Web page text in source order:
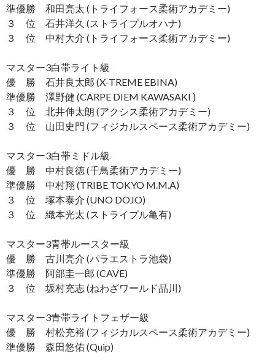
準優勝 和田亮太 (トライフォース柔術アカデミー)
３ 位 石井洋久 (ストライプルオハナ)
３ 位 中村大介 (トライフォース柔術アカデミー)
マスター3白帯ライト級
優 勝 石井良太郎 (X-TREME EBINA)
準優勝 澤野健 (CARPE DIEM KAWASAKI )
３ 位 北井伸太朗 (アクシス柔術アカデミー)
３ 位 山田史門 (フィジカルスペース柔術アカデミー)
マスター3白帯ミドル級
優 勝 中村良徳 (千鳥柔術アカデミー)
準優勝 中村翔 (TRIBE TOKYO M.M.A)
３ 位 塚本泰介 (UNO DOJO)
３ 位 織本光太 (ストライプル亀有)
マスター3青帯ルースター級
優 勝 古川亮介 (パラエストラ池袋)
準優勝 阿部圭一郎 (CAVE)
３ 位 坂村充志 (ねわざワールド品川)
マスター3青帯ライトフェザー級
優 勝 村松充裕 (フィジカルスペース柔術アカデミー)
準優勝 森田悠佑 (Quip)